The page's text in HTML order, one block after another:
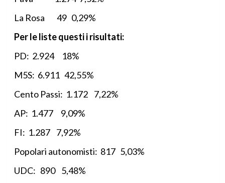
La Rosa 49 0,29%
Per le liste questi i risultati:
PD: 2.924 18%
M5S: 6.911 42,55%
Cento Passi: 1.172 7,22%
AP: 1.477 9,09%
FI: 1.287 7,92%
Popolari autonomisti: 817 5,03%
UDC: 890 5,48%